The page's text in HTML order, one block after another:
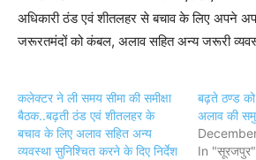
अधिकारी ठंड एवं शीतलहर से बचाव के लिए अपने
जरूरतमंदों को कंबल, अलाव सहित अन्य जरूरी
कलेक्टर ने ली समय सीमा की समीक्षा
बैठक..बढ़ती ठंड एवं शीतलहर के
बचाव के लिए अलाव सहित अन्य
व्यवस्था सुनिश्चित करने के दिए निर्देश
बढ़ते ठण्ड
अलाव की
In "सूरजपुर"